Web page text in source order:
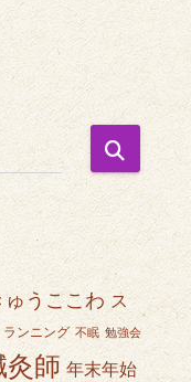
ゅうここわ ス
ランニング 不眠 勉強会
灸師 年末年始